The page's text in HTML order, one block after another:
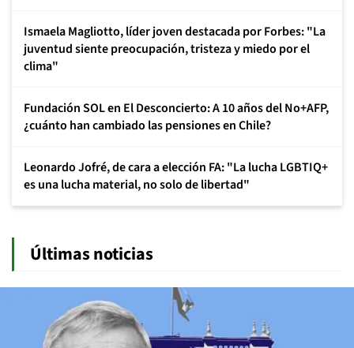
Ismaela Magliotto, líder joven destacada por Forbes: "La
juventud siente preocupación, tristeza y miedo por el
clima"
Fundación SOL en El Desconcierto: A 10 años del No+AFP,
¿cuánto han cambiado las pensiones en Chile?
Leonardo Jofré, de cara a elección FA: "La lucha LGBTIQ+
es una lucha material, no solo de libertad"
Últimas noticias